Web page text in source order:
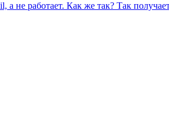
работает. Как же так? Так